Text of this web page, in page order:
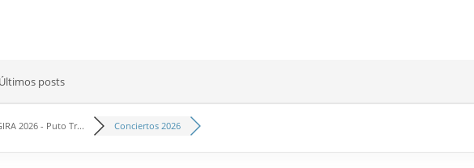
Últimos posts
2026 - Puto Tr... Conciertos 2026